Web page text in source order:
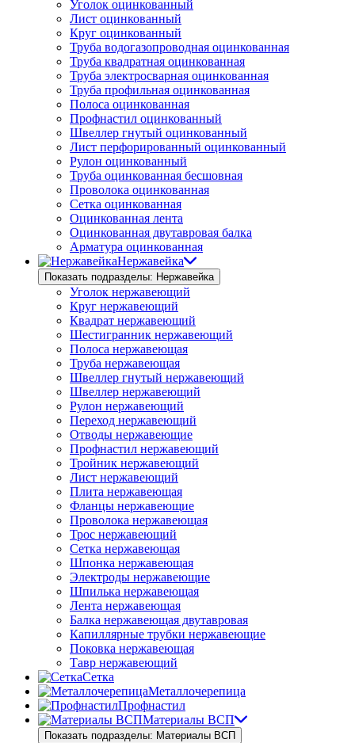
Уголок оцинкованный
Лист оцинкованный
Круг оцинкованный
Труба водогазопроводная оцинкованная
Труба квадратная оцинкованная
Труба электросварная оцинкованная
Труба профильная оцинкованная
Полоса оцинкованная
Профнастил оцинкованный
Швеллер гнутый оцинкованный
Лист перфорированный оцинкованный
Рулон оцинкованный
Труба оцинкованная бесшовная
Проволока оцинкованная
Сетка оцинкованная
Оцинкованная лента
Оцинкованная двутавровая балка
Арматура оцинкованная
Нержавейка
Показать подразделы: Нержавейка
Уголок нержавеющий
Круг нержавеющий
Квадрат нержавеющий
Шестигранник нержавеющий
Полоса нержавеющая
Труба нержавеющая
Швеллер гнутый нержавеющий
Швеллер нержавеющий
Рулон нержавеющий
Переход нержавеющий
Отводы нержавеющие
Профнастил нержавеющий
Тройник нержавеющий
Лист нержавеющий
Плита нержавеющая
Фланцы нержавеющие
Проволока нержавеющая
Трос нержавеющий
Сетка нержавеющая
Шпонка нержавеющая
Электроды нержавеющие
Шпилька нержавеющая
Лента нержавеющая
Балка нержавеющая двутавровая
Капиллярные трубки нержавеющие
Поковка нержавеющая
Тавр нержавеющий
Сетка
Металлочерепица
Профнастил
Материалы ВСП
Показать подразделы: Материалы ВСП